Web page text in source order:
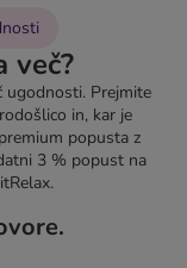
več?
ugodnosti. Prejmite
in, kar je
popusta z
3 % popust na